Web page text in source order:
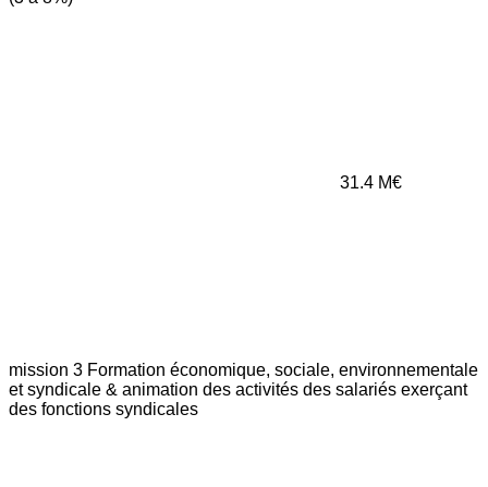
31.4 M€
mission 3 Formation économique, sociale, environnementale
et syndicale & animation des activités des salariés exerçant
des fonctions syndicales